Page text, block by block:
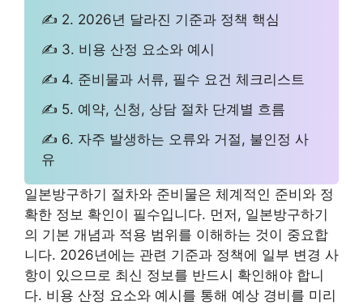
✍ 2. 2026년 달라진 기준과 정책 핵심
✍ 3. 비용 산정 요소와 예시
✍ 4. 준비물과 서류, 필수 요건 체크리스트
✍ 5. 예약, 신청, 상담 절차 단계별 흐름
✍ 6. 자주 발생하는 오류와 거절, 불인정 사
유
일본방구하기 절차와 준비물은 체계적인 준비와 정
확한 정보 확인이 필수입니다. 먼저, 일본방구하기
의 기본 개념과 적용 범위를 이해하는 것이 중요합
니다. 2026년에는 관련 기준과 정책에 일부 변경 사
항이 있으므로 최신 정보를 반드시 확인해야 합니
다. 비용 산정 요소와 예시를 통해 예상 경비를 미리